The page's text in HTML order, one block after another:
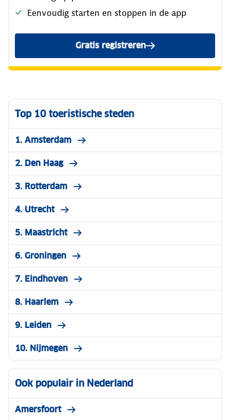
Eenvoudig starten en stoppen in de app
Gratis registrerenGratis registreren
Top 10 toeristische steden
1. Amsterdam
2. Den Haag
3. Rotterdam
4. Utrecht
5. Maastricht
6. Groningen
7. Eindhoven
8. Haarlem
9. Leiden
10. Nijmegen
Ook populair in Nederland
Amersfoort